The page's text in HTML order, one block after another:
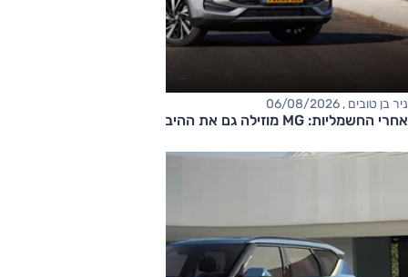
ניר בן טובים , 06/08/2026
אחרי החשמליות: MG מוזילה גם את ההיברידיות